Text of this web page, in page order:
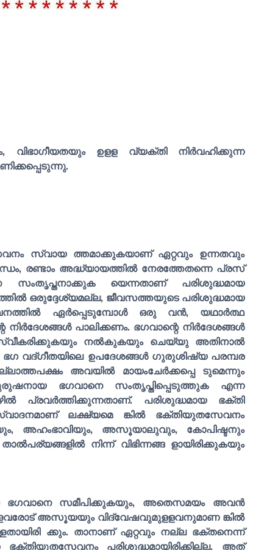
ഉളള വ്യക്തി നിർവഹിക്കുന്ന
സ്വായ ത്തമാക്കുകയാണ് ഏറ്റവും ഉന്നതവും
രണ്ടാം അദ്ധ്യായത്തിൽ നേരത്തേതന്നെ പ്രസ്
സംതൃപ്തനാക്കുക യെന്നതാണ് പരിശുദ്ധമായ
ഒരുദ്ദേശ്യമല്ല, ജീവസത്തയുടെ പരിശുദ്ധമായ
ഏർപ്പെടുമ്പോൾ ഒരു വൻ, യഥാർത്ഥ
പാലിക്കണം. ഭഗവാന്റെ നിർദേശങ്ങൾ
സ്വീകരിക്കുകയും നൽകുകയും ചെയ്യു അതിനാൽ
വദ്ഗീതയിലെ ഉപദേശങ്ങൾ ഗുരുശിഷ്യ പരമ്പര
അവയിൽ മായംചേർക്കപ്പെ ടുമെന്നും
ഭഗവാനെ സംതൃപ്തിപ്പെടുത്തുക എന്ന
പ്രവർത്തിക്കുന്നതാണ്. പരിശുദ്ധമായ ഭക്തി
ലക്ഷ്യമെ ങ്കിൽ ഭക്തിയുതസേവനം
അഹംഭാവിയും, അസൂയാലുവും, കോപിഷ്ടനും
നിന്ന് വിഭിന്നങ്ങ ളായിരിക്കുകയും
ഭഗവാനെ സമീപിക്കുകയും, അതെസമയം അവൻ
അസൂയയും വിദ്വേഷവുമുളളവനുമാണ ങ്കിൽ
ക്കും. താനാണ് ഏറ്റവും നല്ല ഭക്തനെന്ന്
പരിശുദ്ധമായിരിക്കില്ല. അത്